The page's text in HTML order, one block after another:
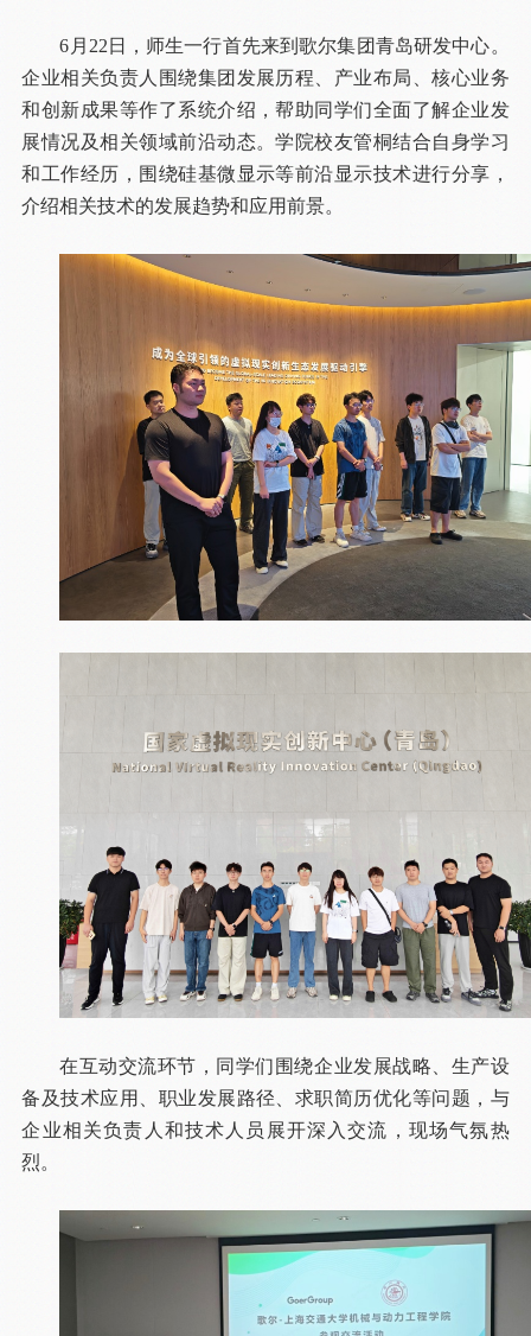
6月22日，师生一行首先来到歌尔集团青岛研发中心。
企业相关负责人围绕集团发展历程、产业布局、核心业务
和创新成果等作了系统介绍，帮助同学们全面了解企业发
展情况及相关领域前沿动态。学院校友管桐结合自身学习
和工作经历，围绕硅基微显示等前沿显示技术进行分享，
介绍相关技术的发展趋势和应用前景。
在互动交流环节，同学们围绕企业发展战略、生产设
备及技术应用、职业发展路径、求职简历优化等问题，与
企业相关负责人和技术人员展开深入交流，现场气氛热
烈。